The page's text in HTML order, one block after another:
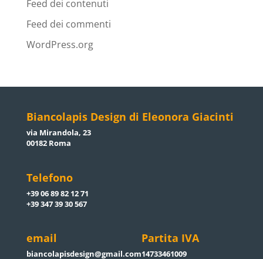
Feed dei contenuti
Feed dei commenti
WordPress.org
Biancolapis Design di Eleonora Giacinti
via Mirandola, 23
00182 Roma
Telefono
+39 06 89 82 12 71
+39 347 39 30 567
email
biancolapisdesign@gmail.com
Partita IVA
14733461009